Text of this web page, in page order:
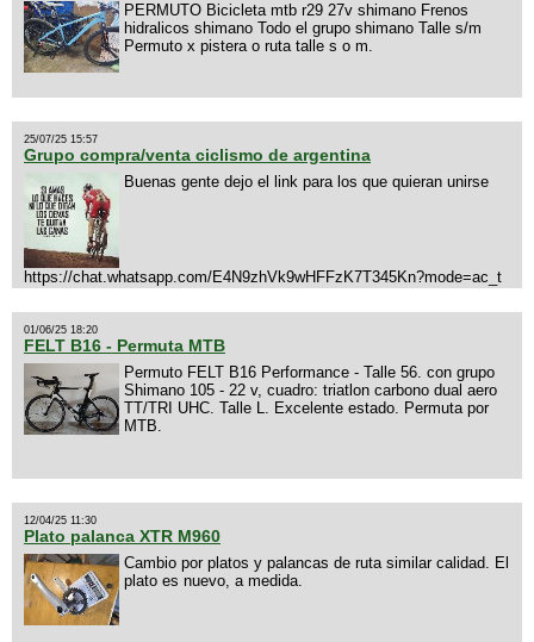
PERMUTO Bicicleta mtb r29 27v shimano Frenos
hidralicos shimano Todo el grupo shimano Talle s/m
Permuto x pistera o ruta talle s o m.
25/07/25 15:57
Grupo compra/venta ciclismo de argentina
Buenas gente dejo el link para los que quieran unirse
https://chat.whatsapp.com/E4N9zhVk9wHFFzK7T345Kn?mode=ac_t
01/06/25 18:20
FELT B16 - Permuta MTB
Permuto FELT B16 Performance - Talle 56. con grupo
Shimano 105 - 22 v, cuadro: triatlon carbono dual aero
TT/TRI UHC. Talle L. Excelente estado. Permuta por
MTB.
12/04/25 11:30
Plato palanca XTR M960
Cambio por platos y palancas de ruta similar calidad. El
plato es nuevo, a medida.